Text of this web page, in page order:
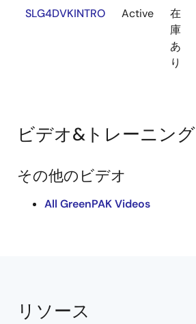
SLG4DVKINTRO Active
在
庫
あ
り
ビデオ&トレーニング
その他のビデオ
All GreenPAK Videos
リソース